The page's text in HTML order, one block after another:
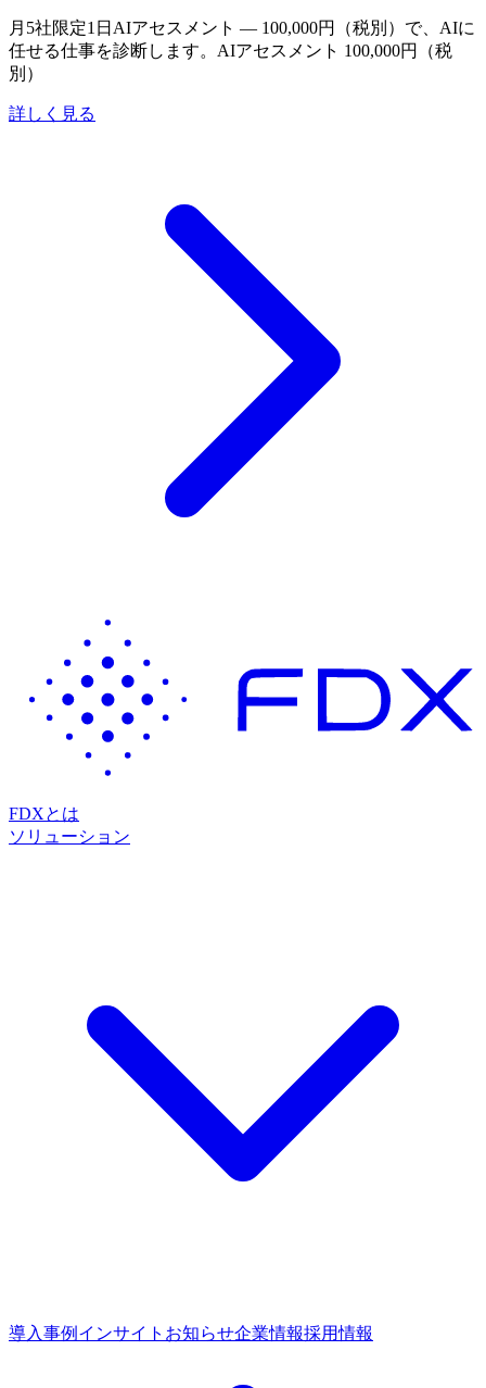
月5社限定1日AIアセスメント — 100,000円（税別）で、AIに
任せる仕事を診断します。 AIアセスメント 100,000円（税
別）
詳しく見る
FDXとは
ソリューション
導入事例 インサイト お知らせ企業情報採用情報